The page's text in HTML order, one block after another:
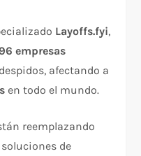
Layoffs.fyi,
empresas
afectando a
en todo el mundo.
reemplazando
de